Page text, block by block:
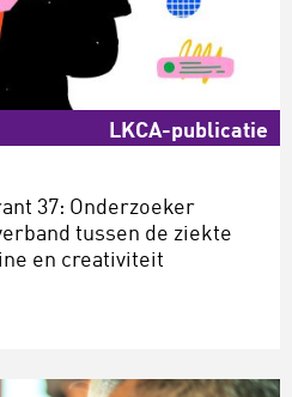
LKCA-publicatie
37: Onderzoeker
tussen de ziekte
en creativiteit